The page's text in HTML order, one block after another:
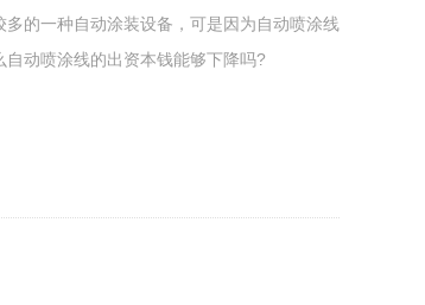
的一种自动涂装设备，可是因为自动喷涂线
动喷涂线的出资本钱能够下降吗?